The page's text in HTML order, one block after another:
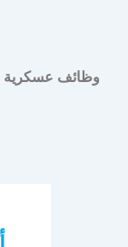
وظائف عسكرية